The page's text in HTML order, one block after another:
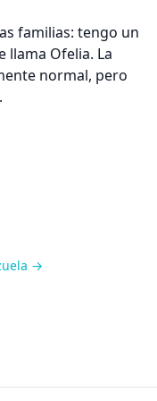
familias: tengo un
llama Ofelia. La
normal, pero
→